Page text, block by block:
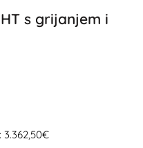
s grijanjem i